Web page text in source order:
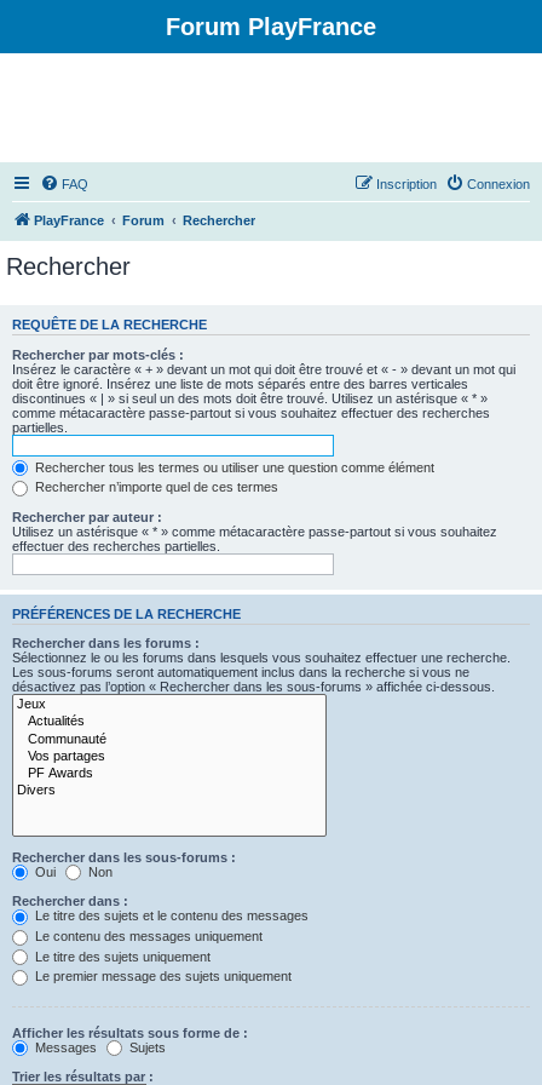
Forum PlayFrance
FAQ Connexion
Inscription
PlayFrance Forum Rechercher
Rechercher
REQUÊTE DE LA RECHERCHE
Rechercher par mots-clés :
Insérez le caractère « + » devant un mot qui doit être trouvé et « - » devant un mot qui
doit être ignoré. Insérez une liste de mots séparés entre des barres verticales
discontinues « | » si seul un des mots doit être trouvé. Utilisez un astérisque « * »
comme métacaractère passe-partout si vous souhaitez effectuer des recherches
partielles.
Rechercher tous les termes ou utiliser une question comme élément
Rechercher n’importe quel de ces termes
Rechercher par auteur :
Utilisez un astérisque « * » comme métacaractère passe-partout si vous souhaitez
effectuer des recherches partielles.
PRÉFÉRENCES DE LA RECHERCHE
Rechercher dans les forums :
Sélectionnez le ou les forums dans lesquels vous souhaitez effectuer une recherche.
Les sous-forums seront automatiquement inclus dans la recherche si vous ne
désactivez pas l’option « Rechercher dans les sous-forums » affichée ci-dessous.
Rechercher dans les sous-forums :
Oui
Non
Rechercher dans :
Le titre des sujets et le contenu des messages
Le contenu des messages uniquement
Le titre des sujets uniquement
Le premier message des sujets uniquement
Afficher les résultats sous forme de :
Messages
Sujets
Trier les résultats par :